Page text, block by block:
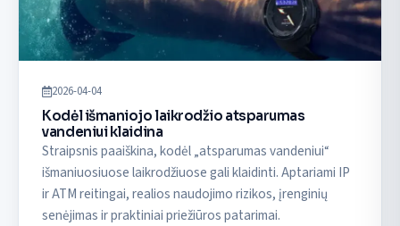
2026-04-04
Kodėl išmaniojo laikrodžio atsparumas
vandeniui klaidina
Straipsnis paaiškina, kodėl „atsparumas vandeniui“
išmaniuosiuose laikrodžiuose gali klaidinti. Aptariami IP
ir ATM reitingai, realios naudojimo rizikos, įrenginių
senėjimas ir praktiniai priežiūros patarimai.